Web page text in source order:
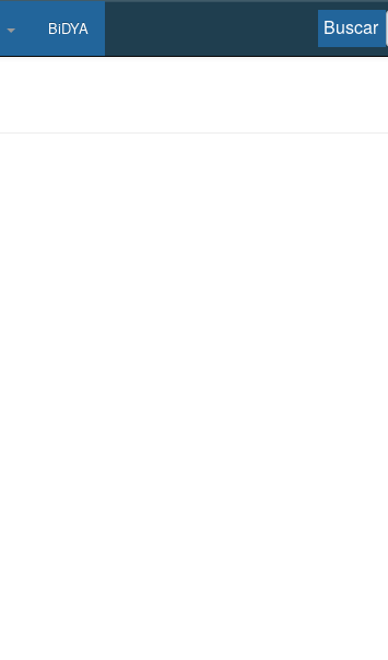
BiDYA Buscar